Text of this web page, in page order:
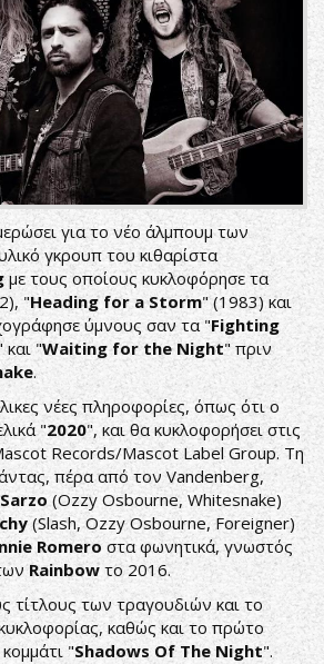
για το νέο άλμπουμ των
γκρουπ του κιθαρίστα
με τους οποίους κυκλοφόρησε τα
"Heading for a Storm" (1983) και
ύμνους σαν τα "Fighting
και "Waiting for the Νight" πριν
.
νέες πληροφορίες, όπως ότι ο
"2020", και θα κυκλοφορήσει στις
Records/Mascot Label Group. Τη
πέρα από τον Vandenberg,
(Ozzy Osbourne, Whitesnake)
(Slash, Ozzy Osbourne, Foreigner)
Romero στα φωνητικά, γνωστός
Rainbow το 2016.
τίτλους των τραγουδιών και το
καθώς και το πρώτο
"Shadows Of The Night".